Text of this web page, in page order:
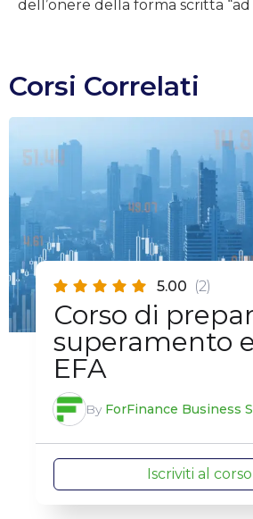
dell’onere della forma scritta “ad
Corsi Correlati
5.00 (2)
Corso di
superamento
EFA
By ForFinance Business
Iscriviti al corso